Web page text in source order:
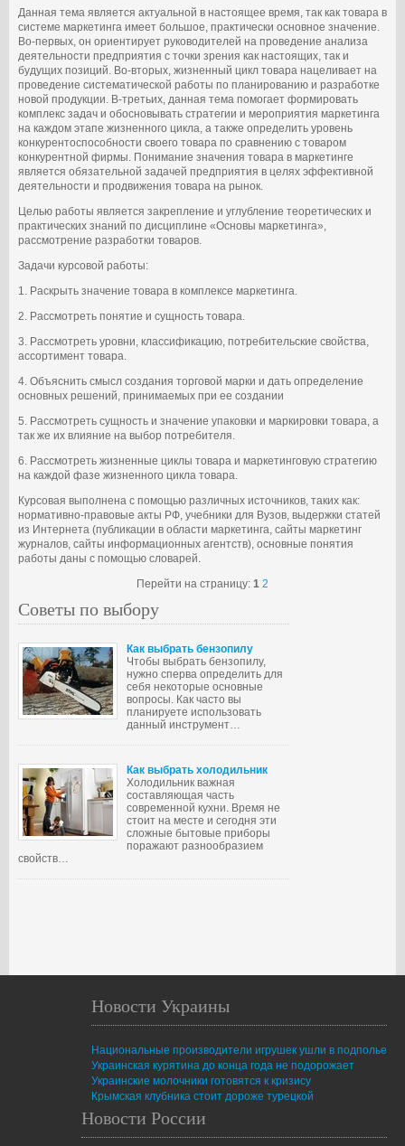
Данная тема является актуальной в настоящее время, так как товара в
системе маркетинга имеет большое, практически основное значение.
Во-первых, он ориентирует руководителей на проведение анализа
деятельности предприятия с точки зрения как настоящих, так и
будущих позиций. Во-вторых, жизненный цикл товара нацеливает на
проведение систематической работы по планированию и разработке
новой продукции. В-третьих, данная тема помогает формировать
комплекс задач и обосновывать стратегии и мероприятия маркетинга
на каждом этапе жизненного цикла, а также определить уровень
конкурентоспособности своего товара по сравнению с товаром
конкурентной фирмы. Понимание значения товара в маркетинге
является обязательной задачей предприятия в целях эффективной
деятельности и продвижения товара на рынок.
Целью работы является закрепление и углубление теоретических и
практических знаний по дисциплине «Основы маркетинга»,
рассмотрение разработки товаров.
Задачи курсовой работы:
1. Раскрыть значение товара в комплексе маркетинга.
2. Рассмотреть понятие и сущность товара.
3. Рассмотреть уровни, классификацию, потребительские свойства,
ассортимент товара.
4. Объяснить смысл создания торговой марки и дать определение
основных решений, принимаемых при ее создании
5. Рассмотреть сущность и значение упаковки и маркировки товара, а
так же их влияние на выбор потребителя.
6. Рассмотреть жизненные циклы товара и маркетинговую стратегию
на каждой фазе жизненного цикла товара.
Курсовая выполнена с помощью различных источников, таких как:
нормативно-правовые акты РФ, учебники для Вузов, выдержки статей
из Интернета (публикации в области маркетинга, сайты маркетинг
журналов, сайты информационных агентств), основные понятия
работы даны с помощью словарей.
Перейти на страницу: 1 2
Советы по выбору
Как выбрать бензопилу
Чтобы выбрать бензопилу,
нужно сперва определить для
себя некоторые основные
вопросы. Как часто вы
планируете использовать
данный инструмент…
Как выбрать холодильник
Холодильник важная
составляющая часть
современной кухни. Время не
стоит на месте и сегодня эти
сложные бытовые приборы
поражают разнообразием
свойств…
Новости Украины
Национальные производители игрушек ушли в подполье
Украинская курятина до конца года не подорожает
Украинские молочники готовятся к кризису
Крымская клубника стоит дороже турецкой
Новости России